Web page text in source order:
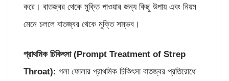
করে। বাতজ্বর থেকে মুক্তি পাওয়ার জন্য কিছু উপায় এবং নিয়ম
মেনে চললে বাতজ্বর থেকে মুক্তি সম্ভব।
প্রাথমিক চিকিৎসা (Prompt Treatment of Strep
Throat): গলা ফোলার প্রাথমিক চিকিৎসা বাতজ্বর প্রতিরোধে